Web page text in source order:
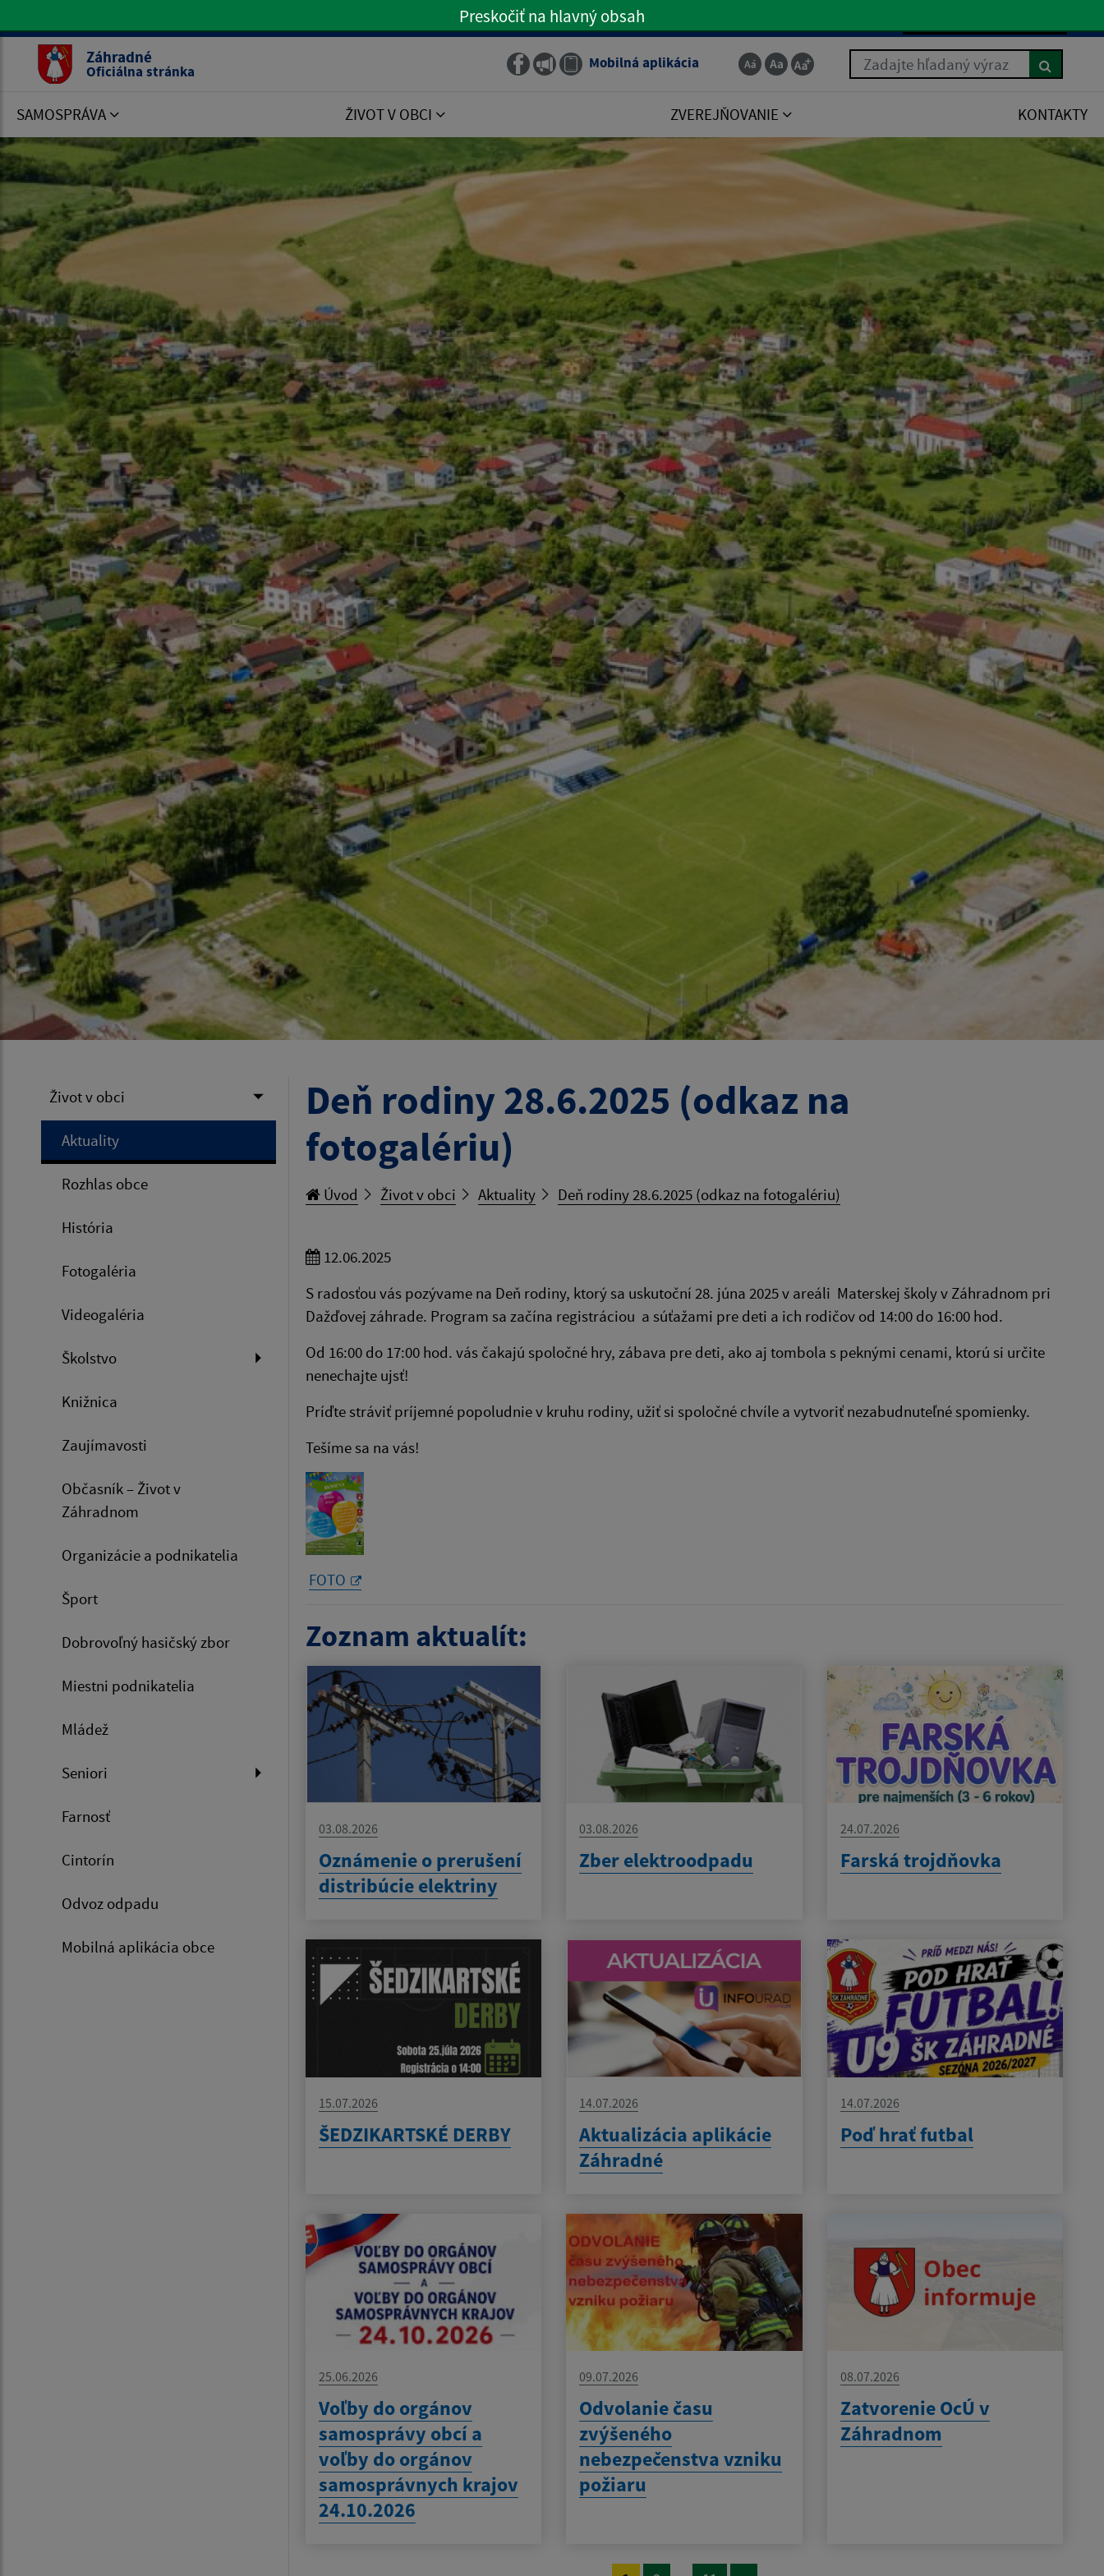
Preskočiť na hlavné menu
Preskočiť na hlavný obsah
Záhradné
Oficiálna stránka Obecný rozhlas
Mobilná aplikácia Zadajte hľadaný výraz
SAMOSPRÁVA ŽIVOT V OBCI ZVEREJŇOVANIE KONTAKTY
Život v obci
Aktuality
Rozhlas obce
História
Fotogaléria
Videogaléria
Školstvo
Knižnica
Zaujímavosti
Občasník – Život v
Záhradnom
Organizácie a podnikatelia
Šport
Dobrovoľný hasičský zbor
Miestni podnikatelia
Mládež
Seniori
Farnosť
Cintorín
Odvoz odpadu
Mobilná aplikácia obce
Deň rodiny 28.6.2025 (odkaz na
fotogalériu)
Úvod Život v obci Aktuality Deň rodiny 28.6.2025 (odkaz na fotogalériu)
12.06.2025
S radosťou vás pozývame na Deň rodiny, ktorý sa uskutoční 28. júna 2025 v areáli Materskej školy v Záhradnom pri
Dažďovej záhrade. Program sa začína registráciou a súťažami pre deti a ich rodičov od 14:00 do 16:00 hod.
Od 16:00 do 17:00 hod. vás čakajú spoločné hry, zábava pre deti, ako aj tombola s peknými cenami, ktorú si určite
nenechajte ujsť!
Príďte stráviť príjemné popoludnie v kruhu rodiny, užiť si spoločné chvíle a vytvoriť nezabudnuteľné spomienky.
Tešíme sa na vás!
FOTO
Zoznam aktualít:
03.08.2026
Oznámenie o prerušení
distribúcie elektriny
03.08.2026
Zber elektroodpadu
24.07.2026
Farská trojdňovka
15.07.2026
ŠEDZIKARTSKÉ DERBY
14.07.2026
Aktualizácia aplikácie
Záhradné
14.07.2026
Poď hrať futbal
25.06.2026
Voľby do orgánov
samosprávy obcí a
voľby do orgánov
samosprávnych krajov
24.10.2026
09.07.2026
Odvolanie času
zvýšeného
nebezpečenstva vzniku
požiaru
08.07.2026
Zatvorenie OcÚ v
Záhradnom